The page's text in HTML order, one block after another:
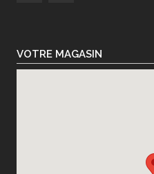
VOTRE MAGASIN